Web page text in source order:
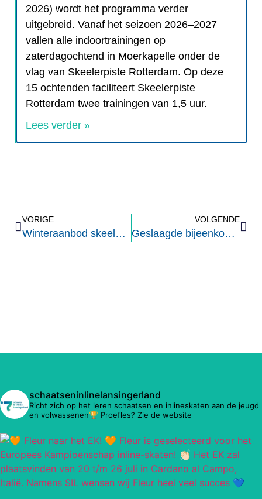
2026) wordt het programma verder
uitgebreid. Vanaf het seizoen 2026–2027
vallen alle indoortrainingen op
zaterdagochtend in Moerkapelle onder de
vlag van Skeelerpiste Rotterdam. Op deze
15 ochtenden faciliteert Skeelerpiste
Rotterdam twee trainingen van 1,5 uur.
Lees verder »
VORIGE
Winteraanbod skeeleren: indoor en outdoor 2024-2025 (zaterdag 12 oktober indoor proefles)
VOLGENDE
Geslaagde bijeenkomst commissies
schaatseninlinelansingerland
Richt zich op het leren schaatsen en inlineskaten aan de jeugd
en volwassenen🏆 Proefles? Zie de website